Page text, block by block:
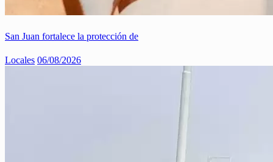
San Juan fortalece la protección de
Locales 06/08/2026